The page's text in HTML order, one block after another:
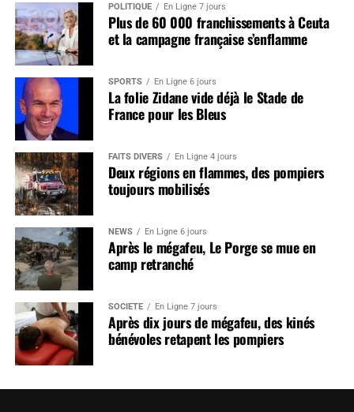
POLITIQUE En Ligne 7 jours
Plus de 60 000 franchissements à Ceuta
et la campagne française s’enflamme
SPORTS En Ligne 6 jours
La folie Zidane vide déjà le Stade de
France pour les Bleus
FAITS DIVERS En Ligne 4 jours
Deux régions en flammes, des pompiers
toujours mobilisés
NEWS En Ligne 6 jours
Après le mégafeu, Le Porge se mue en
camp retranché
SOCIÉTÉ En Ligne 7 jours
Après dix jours de mégafeu, des kinés
bénévoles retapent les pompiers